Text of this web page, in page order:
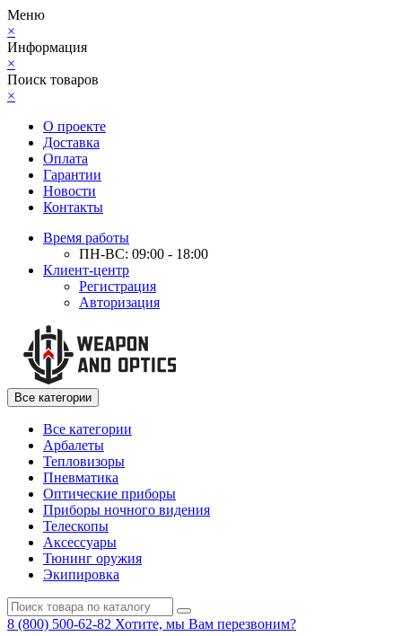
Меню
×
Информация
×
Поиск товаров
×
О проекте
Доставка
Оплата
Гарантии
Новости
Контакты
Время работы
ПН-ВС: 09:00 - 18:00
Клиент-центр
Регистрация
Авторизация
Все категории
Все категории
Арбалеты
Тепловизоры
Пневматика
Оптические приборы
Приборы ночного видения
Телескопы
Аксессуары
Тюнинг оружия
Экипировка
8 (800) 500-62-82 Хотите, мы Вам перезвоним?